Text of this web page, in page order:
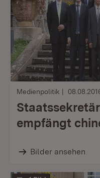
Medienpolitik
empfängt
Bilder ansehen